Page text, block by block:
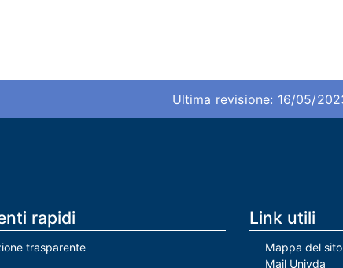
Ultima revisione: 16/05/
rapidi
trasparente
Link utili
Mappa del sito
Mail Univda